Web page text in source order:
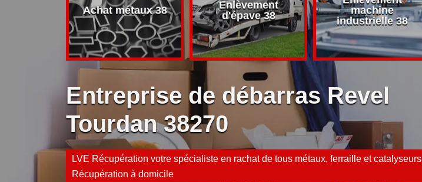
Achat métaux 38
Enlèvement
d'épave 38
machine
industrielle 38
Entreprise de débarras Revel
Tourdan 38270
LVE Récupération votre spécialiste en rachat de tous métaux, ferraille et catalyseurs
Récupération à domicile